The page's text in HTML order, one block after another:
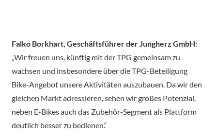
Falko Borkhart, Geschäftsführer der Jungherz GmbH:
„Wir freuen uns, künftig mit der TPG gemeinsam zu
wachsen und insbesondere über die TPG-Beteiligung
Bike-Angebot unsere Aktivitäten auszubauen. Da wir den
gleichen Markt adressieren, sehen wir großes Potenzial,
neben E-Bikes auch das Zubehör-Segment als Plattform
deutlich besser zu bedienen.“